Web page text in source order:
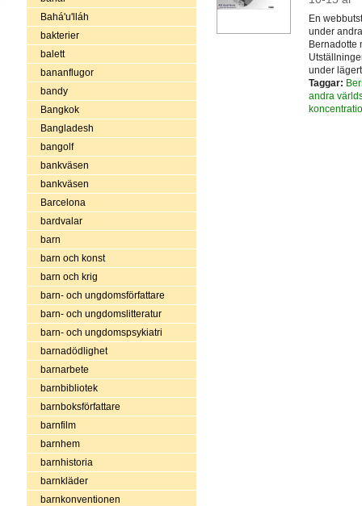
Bahá'u'lláh
bakterier
balett
bananflugor
bandy
Bangkok
Bangladesh
bangolf
bankväsen
bankväsen
Barcelona
bardvalar
barn
barn och konst
barn och krig
barn- och ungdomsförfattare
barn- och ungdomslitteratur
barn- och ungdomspsykiatri
barnadödlighet
barnarbete
barnbibliotek
barnboksförfattare
barnfilm
barnhem
barnhistoria
barnkläder
barnkonventionen
En
under
Bernadotte
under
Taggar:
andra